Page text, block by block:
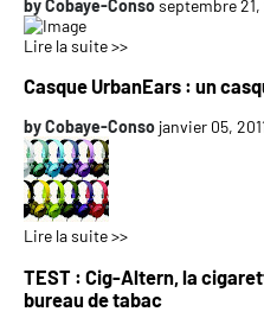
byCobaye-Consoseptembre 21,
Lire la suite >>
Casque UrbanEars : un
byCobaye-Conso janvier 05,
Lire la suite >>
TEST : Cig-Altern, la
bureau de tabac